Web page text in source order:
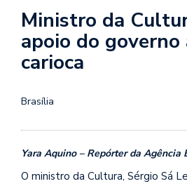
Ministro da
apoio do governo
carioca
Brasília
Yara Aquino – Repórter da Agência
O ministro da Cultura, Sérgio Sá